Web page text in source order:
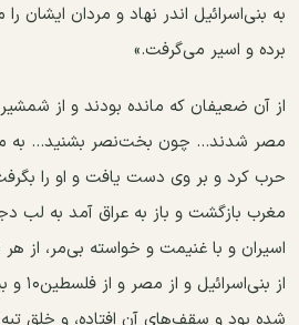
به بنی‌اسرائیل اندر نهاد و مردان ایشان
برده و اسیر می‌گرفت.»
از آن ضعیفان که مانده بودند و از
مصر شدند... چون بخت‌نصر بشنید... به
حرب کرد و بر وی دست یافت و او را
مغرب بازگشت و باز به عراق آمد به لب
اسیران و با غنیمت و خواسته بی‌مر، از
از
شده بود و سقف‌های آن افتاده، و خلق